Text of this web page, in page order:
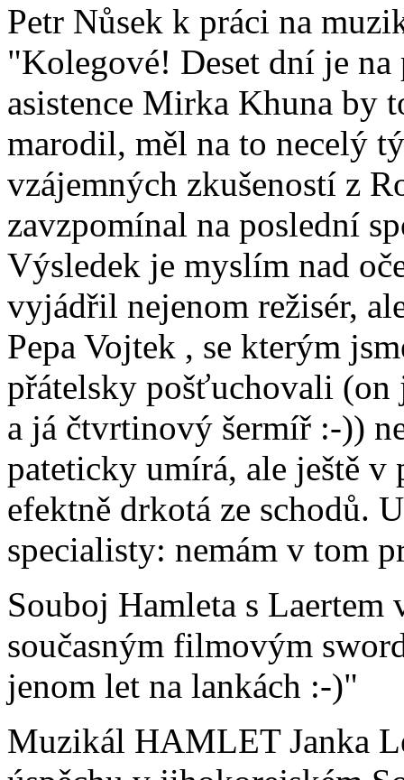
Petr Nůsek k práci na
"Kolegové! Deset dní je
asistence Mirka Khuna by
marodil, měl na to necelý
vzájemných zkušeností z
zavzpomínal na poslední
Výsledek je myslím nad
vyjádřil nejenom režisér,
Pepa Vojtek , se kterým
přátelsky pošťuchovali
a já čtvrtinový šermíř :-))
pateticky umírá, ale ještě
efektně drkotá ze schodů.
specialisty: nemám v tom
Souboj Hamleta s Laertem
současným filmovým
jenom let na lankách :-)"
Muzikál HAMLET Janka